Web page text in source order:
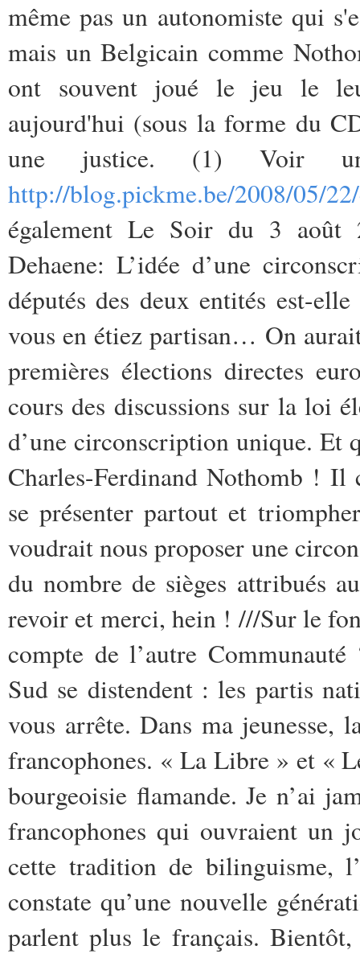
même pas un autonomiste qui
mais un Belgicain comme
ont souvent joué le jeu le
aujourd'hui (sous la forme du
une justice. (1) Voir
http://blog.pickme.be/2008/05/
également Le Soir du 3 août
Dehaene: L’idée d’une
députés des deux entités est-
vous en étiez partisan… On
premières élections directes
cours des discussions sur la loi
d’une circonscription unique. Et
Charles-Ferdinand Nothomb ! Il
se présenter partout et
voudrait nous proposer une
du nombre de sièges attribués
revoir et merci, hein ! ///Sur le
compte de l’autre
Sud se distendent : les partis
vous arrête. Dans ma jeunesse,
francophones. « La Libre » et «
bourgeoisie flamande. Je n’ai
francophones qui ouvraient un
cette tradition de bilinguisme,
constate qu’une nouvelle
parlent plus le français. Bientôt,